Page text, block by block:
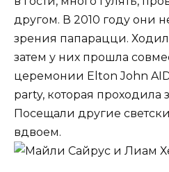
другом. В 2010 году они
зрения папарацци.
затем у них прошла
церемонии Elton John
party, которая проходила
Посещали другие
вдвоем.